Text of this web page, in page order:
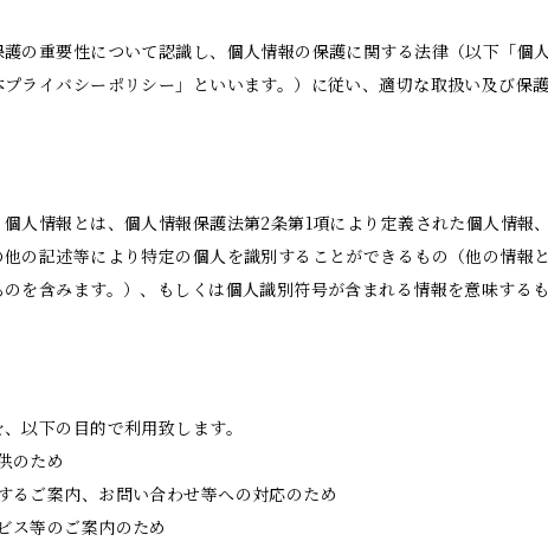
の重要性について認識し、個人情報の保護に関する法律（以下「個
ライバシーポリシー」といいます。）に従い、適切な取扱い及び保護
人情報とは、個人情報保護法第2条第1項により定義された個人情
の記述等により特定の個人を識別することができるもの（他の情報
を含みます。）、もしくは個人識別符号が含まれる情報を意味するも
以下の目的で利用致します。
のため
るご案内、お問い合わせ等への対応のため
ス等のご案内のため